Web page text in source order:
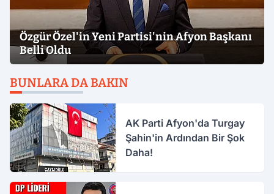
Özgür Özel'in Yeni Partisi'nin Afyon Başkanı
Belli Oldu
BUNLARA DA BAKIN
AK Parti Afyon'da Turgay
Şahin'in Ardından Bir Şok
Daha!